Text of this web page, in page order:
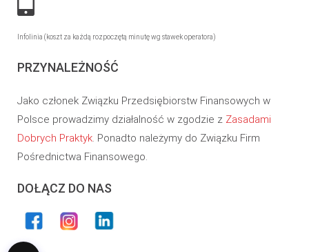
Infolinia (koszt za każdą rozpoczętą minutę wg stawek operatora)
PRZYNALEŻNOŚĆ
Jako członek Związku Przedsiębiorstw Finansowych w
Polsce prowadzimy działalność w zgodzie z Zasadami
Dobrych Praktyk. Ponadto należymy do Związku Firm
Pośrednictwa Finansowego.
DOŁĄCZ DO NAS